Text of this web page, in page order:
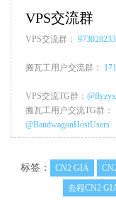
VPS交流群
VPS交流群： 973028233
搬瓦工用户交流群：
VPS交流TG群：
搬瓦工用户交流TG群：
@BandwagonHostUsers
标签： CN2 GIA
去程CN2